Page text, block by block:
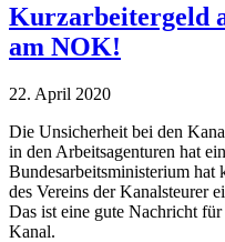
Kurzarbeitergeld
am NOK!
22. April 2020
Die Unsicherheit bei den
in den Arbeitsagenturen hat
Bundesarbeitsministerium hat
des Vereins der Kanalsteurer
Das ist eine gute Nachricht
Kanal.